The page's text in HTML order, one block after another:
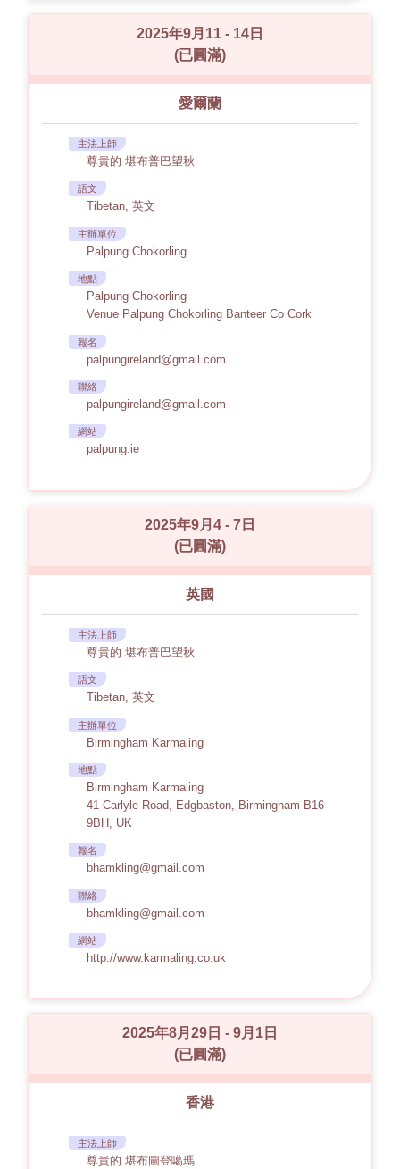
2025年9月11 - 14日
(已圓滿)
愛爾蘭
主法上師
尊貴的 堪布普巴望秋
語文
Tibetan, 英文
主辦單位
Palpung Chokorling
地點
Palpung Chokorling
Venue Palpung Chokorling Banteer Co Cork
報名
palpungireland@gmail.com
聯絡
palpungireland@gmail.com
網站
palpung.ie
2025年9月4 - 7日
(已圓滿)
英國
主法上師
尊貴的 堪布普巴望秋
語文
Tibetan, 英文
主辦單位
Birmingham Karmaling
地點
Birmingham Karmaling
41 Carlyle Road, Edgbaston, Birmingham B16
9BH, UK
報名
bhamkling@gmail.com
聯絡
bhamkling@gmail.com
網站
http://www.karmaling.co.uk
2025年8月29日 - 9月1日
(已圓滿)
香港
主法上師
尊貴的 堪布圖登噶瑪